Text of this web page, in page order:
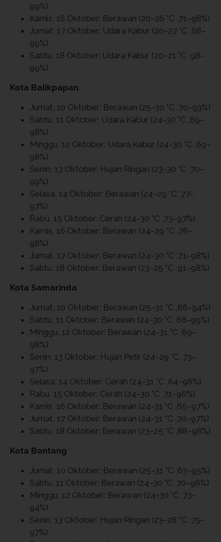
99%)
Kamis, 16 Oktober: Berawan (20–26 °C ,71–98%)
Jumat, 17 Oktober: Udara Kabur (20–27 °C ,68–
99%)
Sabtu, 18 Oktober: Udara Kabur (20–21 °C ,98–
99%)
Kota Balikpapan
Jumat, 10 Oktober: Berawan (25–30 °C ,70–93%)
Sabtu, 11 Oktober: Udara Kabur (24–30 °C ,69–
98%)
Minggu, 12 Oktober: Udara Kabur (24–30 °C ,69–
98%)
Senin, 13 Oktober: Hujan Ringan (23–30 °C ,70–
99%)
Selasa, 14 Oktober: Berawan (24–29 °C ,77–
97%)
Rabu, 15 Oktober: Cerah (24–30 °C ,73–97%)
Kamis, 16 Oktober: Berawan (24–29 °C ,76–
98%)
Jumat, 17 Oktober: Berawan (24–30 °C ,71–98%)
Sabtu, 18 Oktober: Berawan (23–25 °C ,91–98%)
Kota Samarinda
Jumat, 10 Oktober: Berawan (25–31 °C ,66–94%)
Sabtu, 11 Oktober: Berawan (24–30 °C ,68–99%)
Minggu, 12 Oktober: Berawan (24–31 °C ,69–
98%)
Senin, 13 Oktober: Hujan Petir (24–29 °C ,73–
97%)
Selasa, 14 Oktober: Cerah (24–31 °C ,64–96%)
Rabu, 15 Oktober: Cerah (24–30 °C ,71–96%)
Kamis, 16 Oktober: Berawan (24–31 °C ,65–97%)
Jumat, 17 Oktober: Berawan (24–31 °C ,70–97%)
Sabtu, 18 Oktober: Berawan (23–25 °C ,88–98%)
Kota Bontang
Jumat, 10 Oktober: Berawan (25–31 °C ,63–95%)
Sabtu, 11 Oktober: Berawan (24–30 °C ,70–96%)
Minggu, 12 Oktober: Berawan (24–30 °C ,73–
94%)
Senin, 13 Oktober: Hujan Ringan (23–28 °C ,75–
97%)